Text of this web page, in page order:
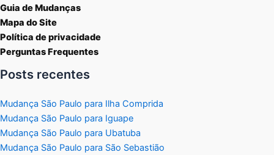
Guia de Mudanças
Mapa do Site
Política de privacidade
Perguntas Frequentes
Posts recentes
Mudança São Paulo para Ilha Comprida
Mudança São Paulo para Iguape
Mudança São Paulo para Ubatuba
Mudança São Paulo para São Sebastião